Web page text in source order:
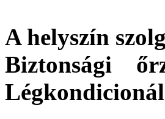
A helyszín
Biztonsági